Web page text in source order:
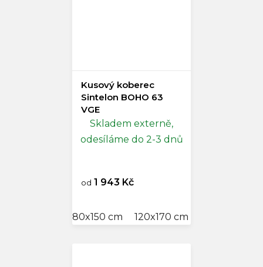
Kusový koberec
Sintelon BOHO 63
VGE
Skladem externě,
odesíláme do 2-3 dnů
od 1 943 Kč
80x150 cm 120x170 cm